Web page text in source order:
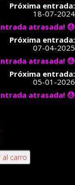
Próxima entrada:
18-07-2024
atrasada! 😓
Próxima entrada:
07-04-2025
atrasada! 😓
Próxima entrada:
05-01-2026
atrasada! 😓